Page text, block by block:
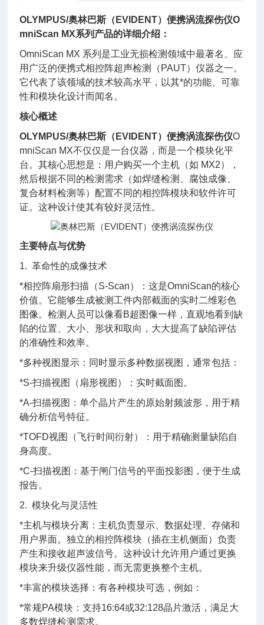
OLYMPUS/奥林巴斯（EVIDENT）便携涡流探伤仪O
mniScan MX系列产品的详细介绍：
OmniScan MX 系列是工业无损检测领域中最著名、应
用广泛的便携式相控阵超声检测（PAUT）仪器之一。
它代表了该领域的技术较高水平，以其*的功能、可靠
性和模块化设计而闻名。
核心概述
OLYMPUS/奥林巴斯（EVIDENT）便携涡流探伤仪O
mniScan MX不仅仅是一台仪器，而是一个模块化平
台。其核心思想是：用户购买一个主机（如 MX2），
然后根据不同的检测需求（如焊缝检测、腐蚀成像、
复合材料检测等）配置不同的相控阵模块和软件许可
证。这种设计使其有较好灵活性。
主要特点与优势
1. 革命性的成像技术
*相控阵扇形扫描（S-Scan）：这是OmniScan的核心
价值。它能够生成被测工件内部截面的实时二维彩色
图像。检测人员可以像看B超图像一样，直观地看到缺
陷的位置、大小、形状和取向，大大提高了缺陷评估
的准确性和效率。
*多种视图显示：同时显示多种数据视图，通常包括：
*S-扫描视图（扇形视图）：实时截面图。
*A-扫描视图：单个晶片产生的原始射频波形，用于精
确分析信号特征。
*TOFD视图（飞行时间衍射）：用于精确测量缺陷自
身高度。
*C-扫描视图：基于闸门信号的平面投影图，便于生成
报告。
2. 模块化与灵活性
*主机与模块分离：主机负责显示、数据处理、存储和
用户界面。独立的相控阵模块（插在主机侧面）负责
产生和接收超声波信号。这种设计允许用户通过更换
模块来升级仪器性能，而无需更换整个主机。
*丰富的模块选择：有各种模块可选，例如：
*常规PA模块：支持16:64或32:128晶片激活，满足大
多数焊缝检测需求。